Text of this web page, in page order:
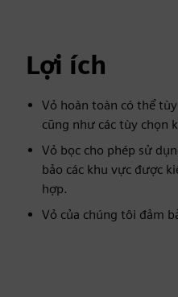
Lợi ích
Vỏ hoàn toàn có thể
cũng như các tùy chọn
Vỏ bọc cho phép sử
bảo các khu vực được
hợp.
Vỏ của chúng tôi đảm